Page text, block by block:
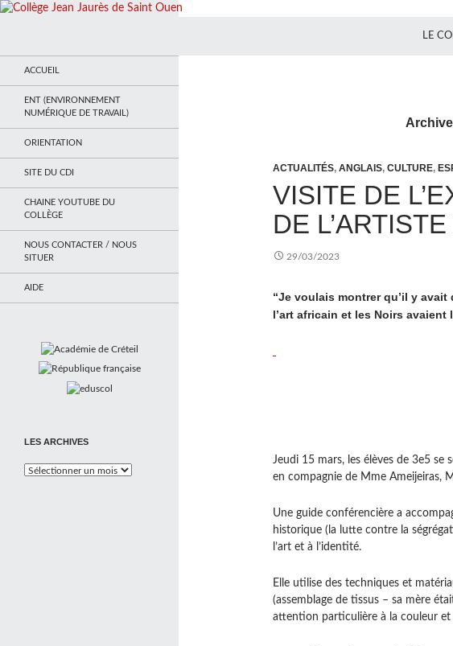
LE
ACTUALITÉS, ANGLAIS, CULTURE,
VISITE DE
DE
29/03/2023
“Je voulais montrer qu’il y
l’art africain et les Noirs
Jeudi 15 mars, les élèves de 3e5 se
en compagnie de Mme Ameijeiras,
Une guide conférencière a
historique (la lutte contre la
l’art et à l’identité.
Elle utilise des techniques et
(assemblage de tissus – sa mère
attention particulière à la couleur et
ACCUEIL
ENT (ENVIRONNEMENT
NUMÉRIQUE DE TRAVAIL)
ORIENTATION
SITE DU CDI
CHAINE YOUTUBE DU
COLLÈGE
NOUS CONTACTER / NOUS
SITUER
AIDE
LES ARCHIVES
Les